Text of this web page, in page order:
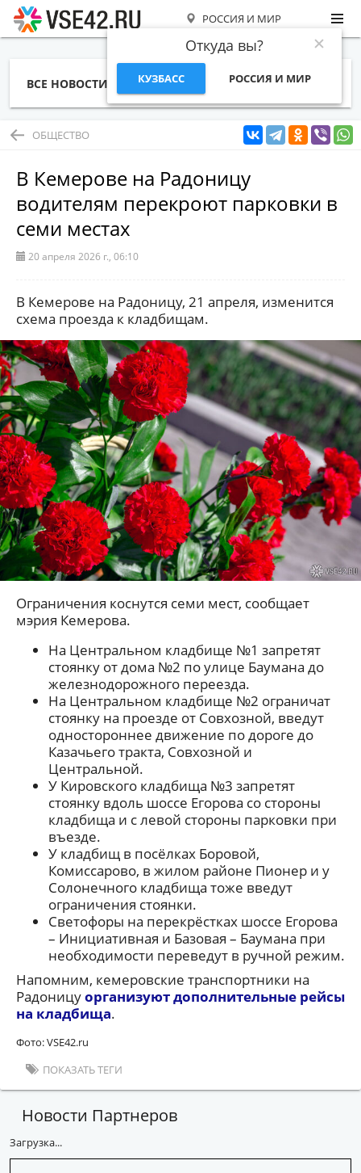
РОССИЯ И МИР
Откуда вы?
КУЗБАСС РОССИЯ И МИР
ВСЕ НОВОСТИ СТАТЬИ ТЕМЫ ФОТО
ОБЩЕСТВО
В Кемерове на Радоницу
водителям перекроют парковки в
семи местах
20 апреля 2026 г., 06:10
В Кемерове на Радоницу, 21 апреля, изменится
схема проезда к кладбищам.
Ограничения коснутся семи мест, сообщает
мэрия Кемерова.
На Центральном кладбище №1 запретят
стоянку от дома №2 по улице Баумана до
железнодорожного переезда.
На Центральном кладбище №2 ограничат
стоянку на проезде от Совхозной, введут
одностороннее движение по дороге до
Казачьего тракта, Совхозной и
Центральной.
У Кировского кладбища №3 запретят
стоянку вдоль шоссе Егорова со стороны
кладбища и с левой стороны парковки при
въезде.
У кладбищ в посёлках Боровой,
Комиссарово, в жилом районе Пионер и у
Солонечного кладбища тоже введут
ограничения стоянки.
Светофоры на перекрёстках шоссе Егорова
– Инициативная и Базовая – Баумана при
необходимости переведут в ручной режим.
Напомним, кемеровские транспортники на
Радоницуорганизуют дополнительные рейсы
на кладбища.
Фото: VSE42.ru
ПОКАЗАТЬ ТЕГИ
Новости Партнеров
Загрузка...